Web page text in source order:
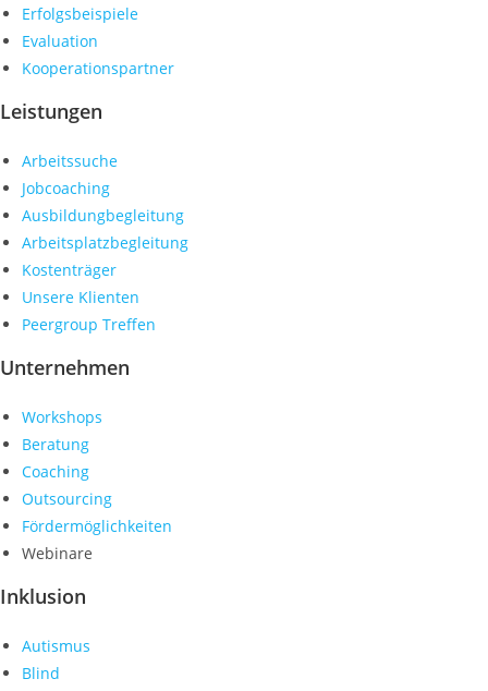
Erfolgsbeispiele
Evaluation
Kooperationspartner
Leistungen
Arbeitssuche
Jobcoaching
Ausbildungbegleitung
Arbeitsplatzbegleitung
Kostenträger
Unsere Klienten
Peergroup Treffen
Unternehmen
Workshops
Beratung
Coaching
Outsourcing
Fördermöglichkeiten
Webinare
Inklusion
Autismus
Blind